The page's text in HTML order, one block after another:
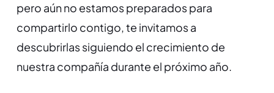
pero aún no estamos preparados para
compartirlo contigo, te invitamos a
descubrirlas siguiendo el crecimiento de
nuestra compañía durante el próximo año.